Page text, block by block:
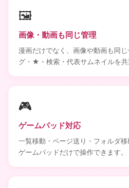
🖼️
画像・動画も同じ管理
漫画だけでなく、画像や動画も同
グ・★・検索・代表サムネイルを共
🎮
ゲームパッド対応
一覧移動・ページ送り・フォルダ
ゲームパッドだけで操作できます。